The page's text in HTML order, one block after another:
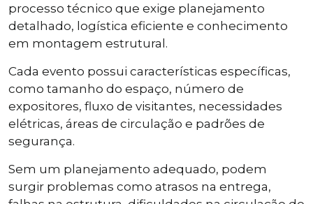
processo técnico que exige planejamento
detalhado, logística eficiente e conhecimento
em montagem estrutural.
Cada evento possui características específicas,
como tamanho do espaço, número de
expositores, fluxo de visitantes, necessidades
elétricas, áreas de circulação e padrões de
segurança.
Sem um planejamento adequado, podem
surgir problemas como atrasos na entrega,